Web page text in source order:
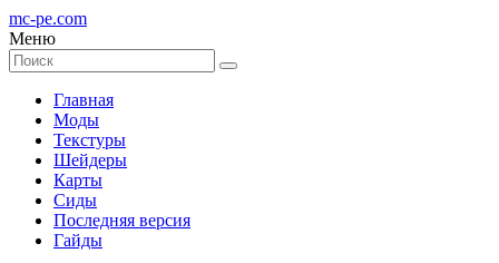
mc-pe.com
Меню
Главная
Моды
Текстуры
Шейдеры
Карты
Сиды
Последняя версия
Гайды